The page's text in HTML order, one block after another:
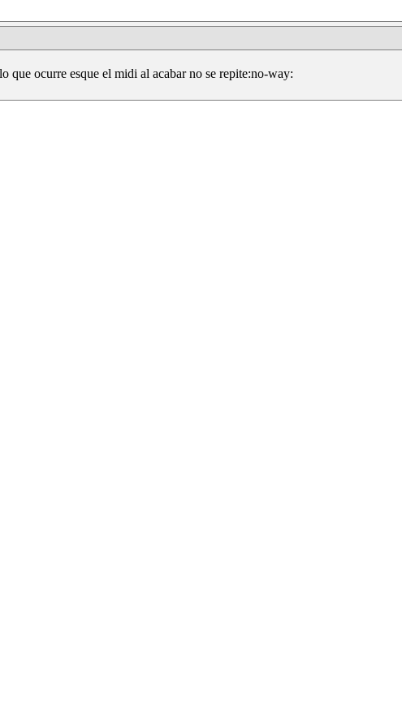
que ocurre esque el midi al acabar no se repite:no-way: